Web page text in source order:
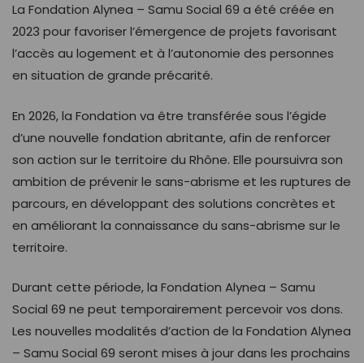
La Fondation Alynea – Samu Social 69 a été créée en
2023 pour favoriser l’émergence de projets favorisant
l’accès au logement et à l’autonomie des personnes
en situation de grande précarité.
En 2026, la Fondation va être transférée sous l’égide
d’une nouvelle fondation abritante, afin de renforcer
son action sur le territoire du Rhône. Elle poursuivra son
ambition de prévenir le sans-abrisme et les ruptures de
parcours, en développant des solutions concrètes et
en améliorant la connaissance du sans-abrisme sur le
territoire.
Durant cette période, la Fondation Alynea – Samu
Social 69 ne peut temporairement percevoir vos dons.
Les nouvelles modalités d’action de la Fondation Alynea
– Samu Social 69 seront mises à jour dans les prochains